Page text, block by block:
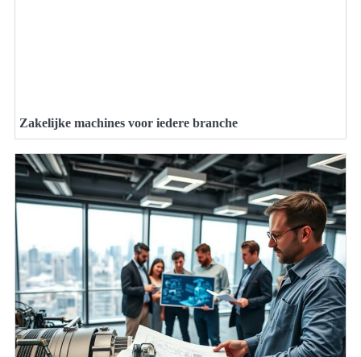
Zakelijke machines voor iedere branche